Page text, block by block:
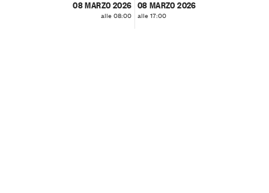
08 MARZO 2026
alle 08:00
08 MARZO 2026
alle 17:00